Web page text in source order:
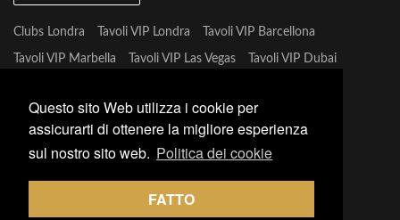
Questo sito Web utilizza i cookie per
assicurarti di ottenere la migliore esperienza
sul nostro sito web. Politica dei cookie
FATTO
Clubs Londra Tavoli VIP Londra Tavoli VIP Barcellona
Tavoli VIP Marbella Tavoli VIP Las Vegas Tavoli VIP Dubai